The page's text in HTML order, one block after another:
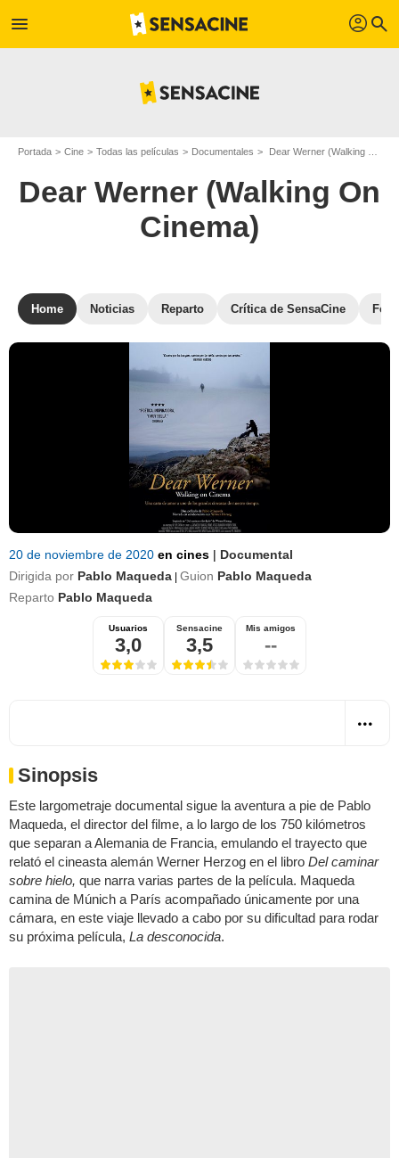
menu profil search
Portada Cine Todas las películas Documentales Dear Werner (Walking On Cinema)
Dear Werner (Walking On
Cinema)
Home Noticias Reparto Crítica de SensaCine
20 de noviembre de 2020 en cines | Documental
Dirigida por Pablo Maqueda Guion Pablo Maqueda
Reparto Pablo Maqueda
Usuarios
3,0
Sensacine
3,5
Mis amigos
--
Sinopsis
Este largometraje documental sigue la aventura a pie de Pablo
Maqueda, el director del filme, a lo largo de los 750 kilómetros
que separan a Alemania de Francia, emulando el trayecto que
relató el cineasta alemán Werner Herzog en el libro Del caminar
sobre hielo, que narra varias partes de la película. Maqueda
camina de Múnich a París acompañado únicamente por una
cámara, en este viaje llevado a cabo por su dificultad para rodar
su próxima película, La desconocida.